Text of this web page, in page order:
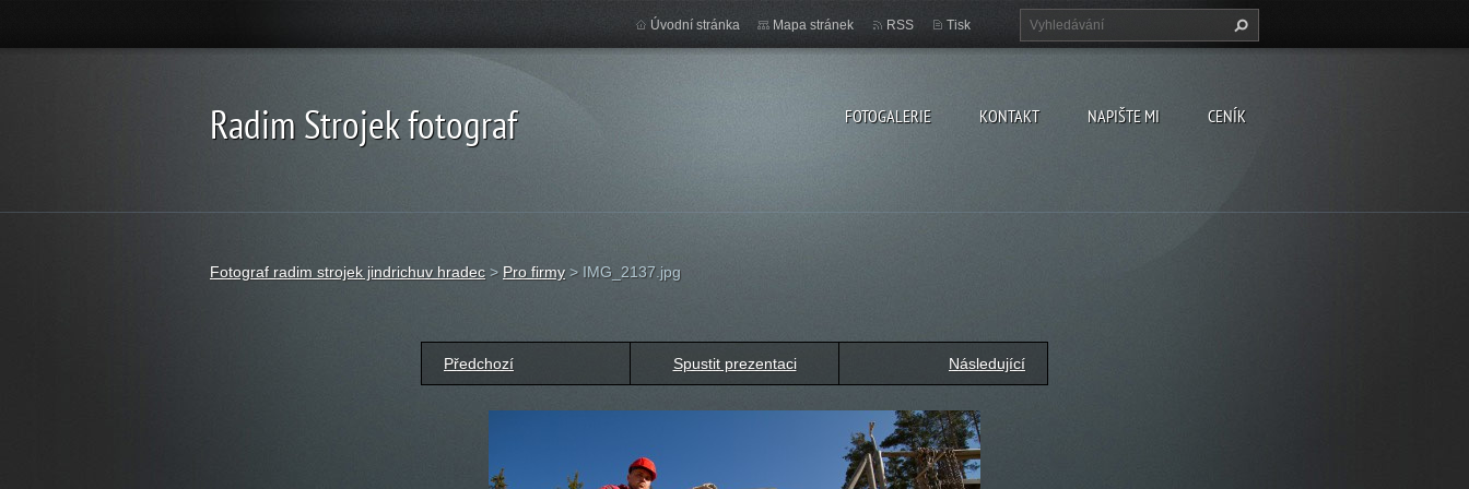
Radim Strojek fotograf FOTOGALERIE KONTAKT NAPIŠTE MI CENÍK
Úvodní stránka Mapa stránek RSS Tisk
Fotograf radim strojek jindrichuv hradec > Pro firmy > IMG_2137.jpg
Předchozí Spustit prezentaci Následující